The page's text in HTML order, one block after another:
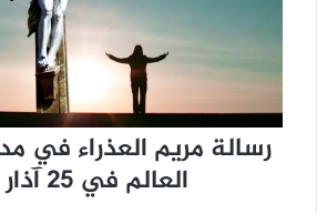
رسالة مريم العذراء في
العالم في 25 آذار 2019